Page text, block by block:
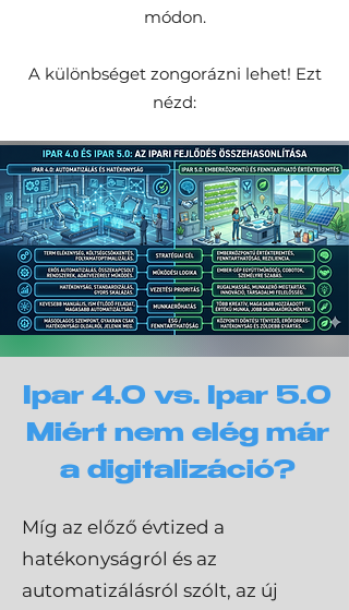
módon.
A különbséget zongorázni lehet! Ezt
nézd:
Ipar 4.0 vs. Ipar 5.0
Miért nem elég már
a digitalizáció?
Míg az előző évtized a
hatékonyságról és az
automatizálásról szólt, az új